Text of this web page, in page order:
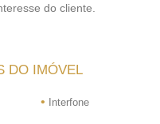
do cliente.
DO IMÓVEL
• Interfone